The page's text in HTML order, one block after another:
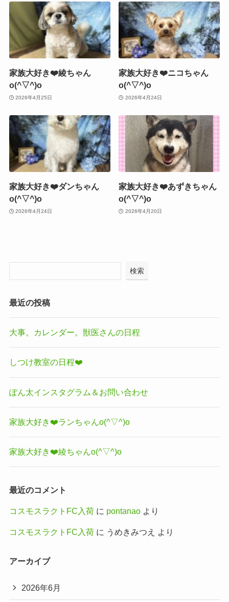
家族大好き❤️綾ちゃん
o(^▽^)o
2026年4月25日
家族大好き❤️ニコちゃん
o(^▽^)o
2026年4月24日
家族大好き❤️ダンちゃん
o(^▽^)o
2026年4月24日
家族大好き❤️あずきちゃん
o(^▽^)o
2026年4月20日
検索
最近の投稿
大事。カレンダー。獣医さんの日程
しつけ教室の日程❤️
ぽん太インスタグラム＆お問い合わせ
家族大好き❤️ランちゃんo(^▽^)o
家族大好き❤️綾ちゃんo(^▽^)o
最近のコメント
コスモスラクトFC入荷に pontanaoより
コスモスラクトFC入荷に うめきみつえ より
アーカイブ
2026年6月